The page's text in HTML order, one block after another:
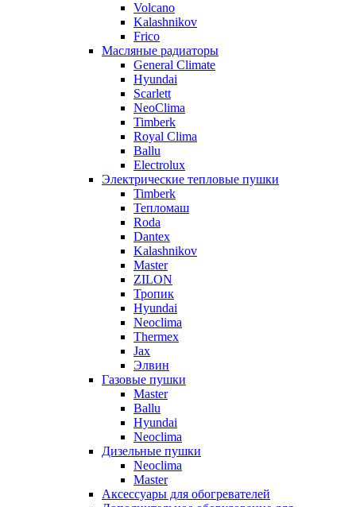
Volcano
Kalashnikov
Frico
Масляные радиаторы
General Climate
Hyundai
Scarlett
NeoClima
Timberk
Royal Clima
Ballu
Electrolux
Электрические тепловые пушки
Timberk
Тепломаш
Roda
Dantex
Kalashnikov
Master
ZILON
Тропик
Hyundai
Neoclima
Thermex
Jax
Элвин
Газовые пушки
Master
Ballu
Hyundai
Neoclima
Дизельные пушки
Neoclima
Master
Аксессуары для обогревателей